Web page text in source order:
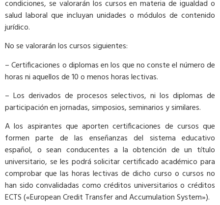
condiciones, se valorarán los cursos en materia de igualdad o
salud laboral que incluyan unidades o módulos de contenido
jurídico.
No se valorarán los cursos siguientes:
– Certificaciones o diplomas en los que no conste el número de
horas ni aquellos de 10 o menos horas lectivas.
– Los derivados de procesos selectivos, ni los diplomas de
participación en jornadas, simposios, seminarios y similares.
A los aspirantes que aporten certificaciones de cursos que
formen parte de las enseñanzas del sistema educativo
español, o sean conducentes a la obtención de un título
universitario, se les podrá solicitar certificado académico para
comprobar que las horas lectivas de dicho curso o cursos no
han sido convalidadas como créditos universitarios o créditos
ECTS («European Credit Transfer and Accumulation System»).